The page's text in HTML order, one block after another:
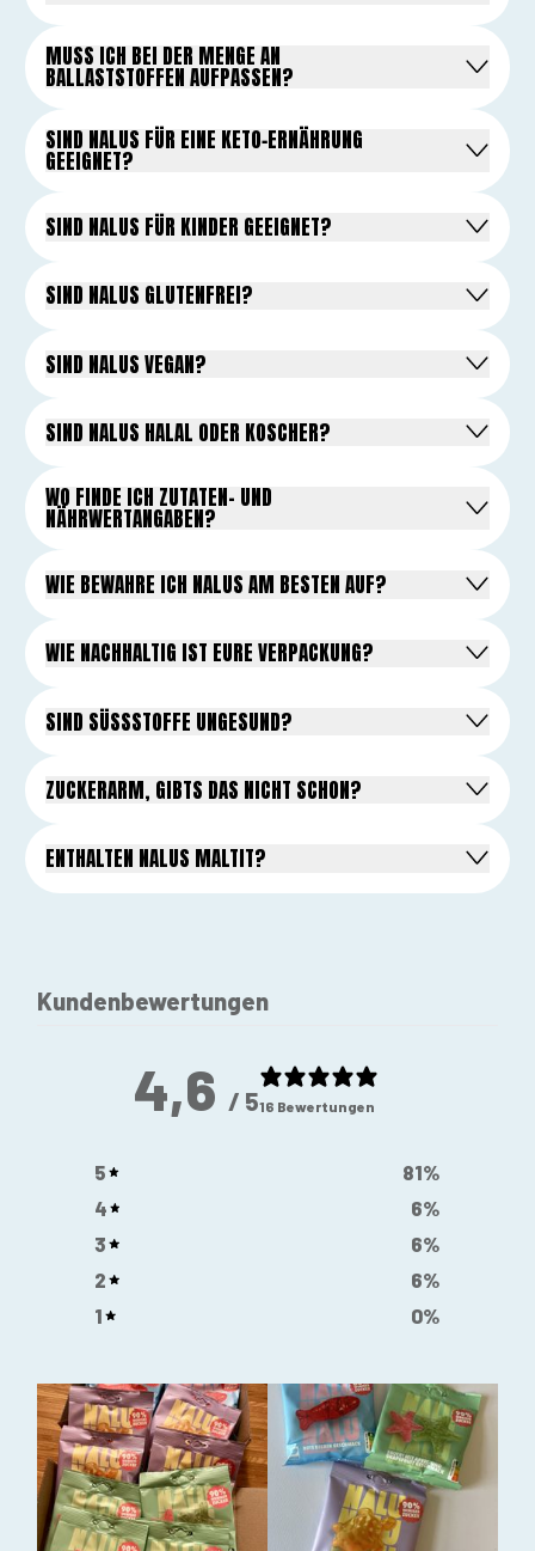
MUSS ICH BEI DER MENGE AN
BALLASTSTOFFEN AUFPASSEN?
SIND NALUS FÜR EINE KETO‑ERNÄHRUNG
GEEIGNET?
SIND NALUS FÜR KINDER GEEIGNET?
SIND NALUS GLUTENFREI?
SIND NALUS VEGAN?
SIND NALUS HALAL ODER KOSCHER?
WO FINDE ICH ZUTATEN- UND
NÄHRWERTANGABEN?
WIE BEWAHRE ICH NALUS AM BESTEN AUF?
WIE NACHHALTIG IST EURE VERPACKUNG?
SIND SÜSSSTOFFE UNGESUND?
ZUCKERARM, GIBTS DAS NICHT SCHON?
ENTHALTEN NALUS MALTIT?
Kundenbewertungen
4,6 / 516 Bewertungen
5 81%
4
6%
3
6%
2
6%
1
0%